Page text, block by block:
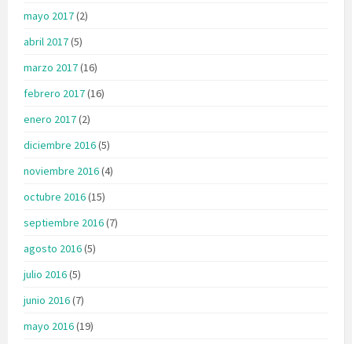
mayo 2017(2)
abril 2017(5)
marzo 2017(16)
febrero 2017(16)
enero 2017(2)
diciembre 2016(5)
noviembre 2016(4)
octubre 2016(15)
septiembre 2016(7)
agosto 2016(5)
julio 2016(5)
junio 2016(7)
mayo 2016(19)